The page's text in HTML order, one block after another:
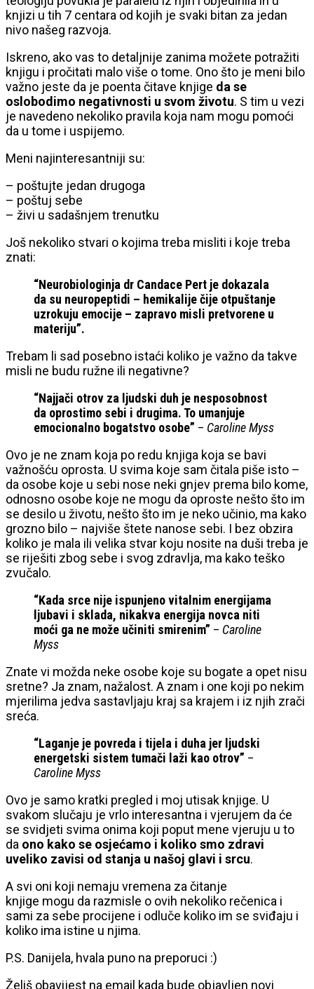
knjizi u tih 7 centara od kojih je svaki bitan za jedan
nivo našeg razvoja.
Iskreno, ako vas to detaljnije zanima možete potražiti
knjigu i pročitati malo više o tome. Ono što je meni bilo
važno jeste da je poenta čitave knjige da se
oslobodimo negativnosti u svom životu. S tim u vezi
je navedeno nekoliko pravila koja nam mogu pomoći
da u tome i uspijemo.
Meni najinteresantniji su:
– poštujte jedan drugoga
– poštuj sebe
– živi u sadašnjem trenutku
Još nekoliko stvari o kojima treba misliti i koje treba
znati:
“Neurobiologinja dr Candace Pert je dokazala
da su neuropeptidi – hemikalije čije otpuštanje
uzrokuju emocije – zapravo misli pretvorene u
materiju”.
Trebam li sad posebno istaći koliko je važno da takve
misli ne budu ružne ili negativne?
“Najjači otrov za ljudski duh je nesposobnost
da oprostimo sebi i drugima. To umanjuje
emocionalno bogatstvo osobe” – Caroline Myss
Ovo je ne znam koja po redu knjiga koja se bavi
važnošću oprosta. U svima koje sam čitala piše isto –
da osobe koje u sebi nose neki gnjev prema bilo kome,
odnosno osobe koje ne mogu da oproste nešto što im
se desilo u životu, nešto što im je neko učinio, ma kako
grozno bilo – najviše štete nanose sebi. I bez obzira
koliko je mala ili velika stvar koju nosite na duši treba je
se riješiti zbog sebe i svog zdravlja, ma kako teško
zvučalo.
“Kada srce nije ispunjeno vitalnim energijama
ljubavi i sklada, nikakva energija novca niti
moći ga ne može učiniti smirenim” – Caroline
Myss
Znate vi možda neke osobe koje su bogate a opet nisu
sretne? Ja znam, nažalost. A znam i one koji po nekim
mjerilima jedva sastavljaju kraj sa krajem i iz njih zrači
sreća.
“Laganje je povreda i tijela i duha jer ljudski
energetski sistem tumači laži kao otrov” –
Caroline Myss
Ovo je samo kratki pregled i moj utisak knjige. U
svakom slučaju je vrlo interesantna i vjerujem da će
se svidjeti svima onima koji poput mene vjeruju u to
da ono kako se osjećamo i koliko smo zdravi
uveliko zavisi od stanja u našoj glavi i srcu.
A svi oni koji nemaju vremena za čitanje
knjige mogu da razmisle o ovih nekoliko rečenica i
sami za sebe procijene i odluče koliko im se sviđaju i
koliko ima istine u njima.
P.S. Danijela, hvala puno na preporuci :)
Želiš obavijest na email kada bude objavljen novi